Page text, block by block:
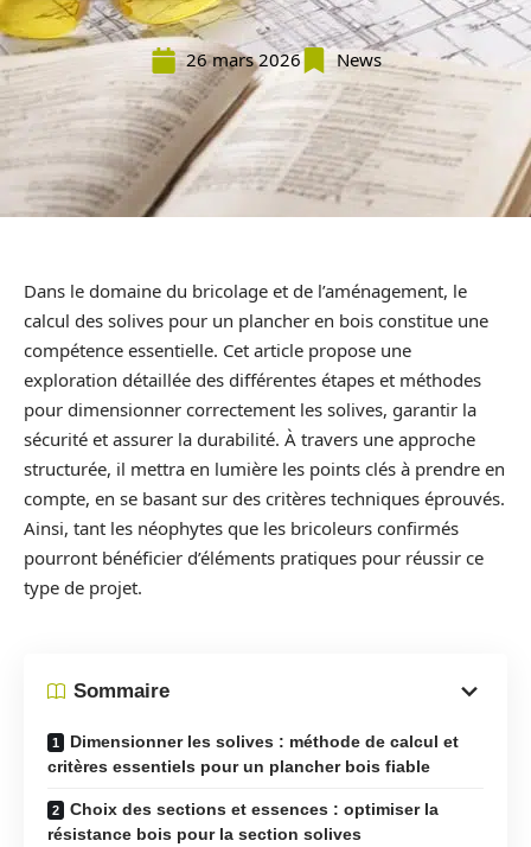
26 mars 2026 News
Dans le domaine du bricolage et de l’aménagement, le
calcul des solives pour un plancher en bois constitue une
compétence essentielle. Cet article propose une
exploration détaillée des différentes étapes et méthodes
pour dimensionner correctement les solives, garantir la
sécurité et assurer la durabilité. À travers une approche
structurée, il mettra en lumière les points clés à prendre en
compte, en se basant sur des critères techniques éprouvés.
Ainsi, tant les néophytes que les bricoleurs confirmés
pourront bénéficier d’éléments pratiques pour réussir ce
type de projet.
Sommaire
Dimensionner les solives : méthode de calcul et
critères essentiels pour un plancher bois fiable
Choix des sections et essences : optimiser la
résistance bois pour la section solives